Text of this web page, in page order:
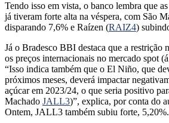
Tendo isso em vista, o banco lembra que
já tiveram forte alta na véspera, com São
disparando 7,6% e Raízen (RAIZ4)
Já o Bradesco BBI destaca que a restrição
os preços internacionais no mercado spot
“Isso indica também que o El Niño, que
próximos meses, deverá impactar
açúcar em 2023/24, o que seria positivo
Machado JALL3)”, explica, por conta do
Ontem, JALL3 também subiu forte, 5,20%.